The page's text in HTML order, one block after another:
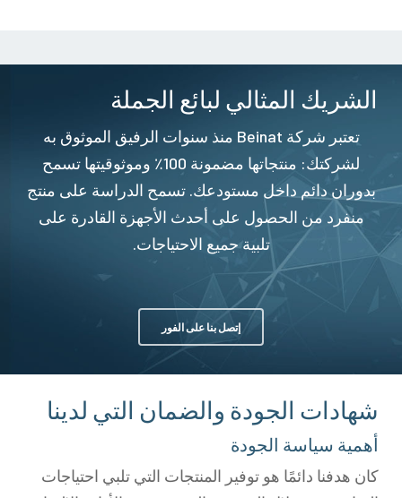
الشريك المثالي لبائع الجملة
تعتبر شركة Beinat منذ سنوات الرفيق الموثوق به
لشركتك: منتجاتها مضمونة 100٪ وموثوقيتها تسمح
بدوران دائم داخل مستودعك. تسمح الدراسة على منتج
منفرد من الحصول على أحدث الأجهزة القادرة على
تلبية جميع الاحتياجات.
إتصل بنا على الفور
شهادات الجودة والضمان التي لدينا
أهمية سياسة الجودة
كان هدفنا دائمًا هو توفير المنتجات التي تلبي احتياجات